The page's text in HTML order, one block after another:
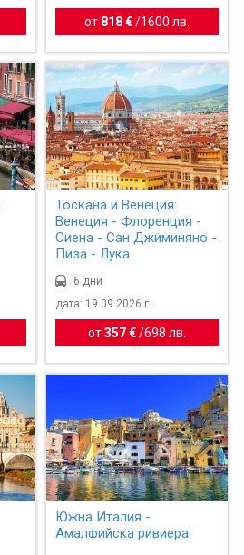
от 818 €/ 1600 лв.
Тоскана и Венеция:
Венеция - Флоренция -
Сиена - Сан Джиминяно -
Пиза - Лука
6 дни
дата: 19.09.2026 г.
от357 €/698 лв.
Южна Италия -
Амалфийска ривиера